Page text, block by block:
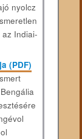
nyolcz
Indiai-
(PDF)